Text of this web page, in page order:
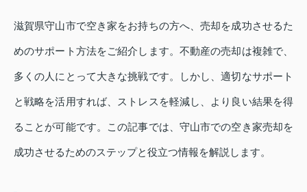
滋賀県守山市で空き家をお持ちの方へ、売却を成功させるた
めのサポート方法をご紹介します。不動産の売却は複雑で、
多くの人にとって大きな挑戦です。しかし、適切なサポート
と戦略を活用すれば、ストレスを軽減し、より良い結果を得
ることが可能です。この記事では、守山市での空き家売却を
成功させるためのステップと役立つ情報を解説します。